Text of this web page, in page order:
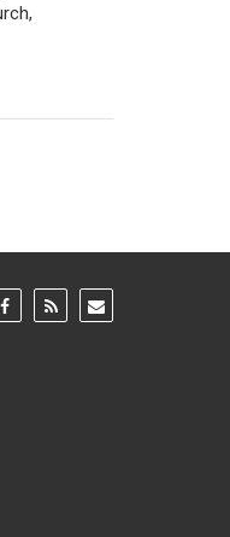
Gå
til:
Gå
til: